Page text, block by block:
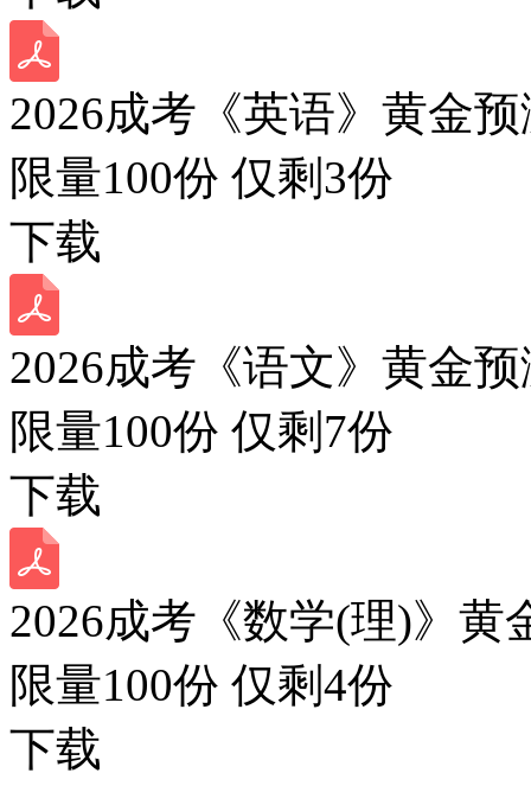
2026成考《英语》黄金
限量100份 仅剩 3份
下载
2026成考《语文》黄金
限量100份 仅剩 7份
下载
2026成考《数学(理)》黄
限量100份 仅剩4份
下载